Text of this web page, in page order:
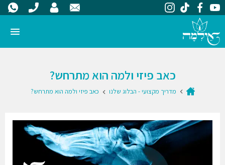
כאב פיזי ולמה הוא מתרחש?
מדריך מקצועי - הבלוג שלנו כאב פיזי ולמה הוא מתרחש?